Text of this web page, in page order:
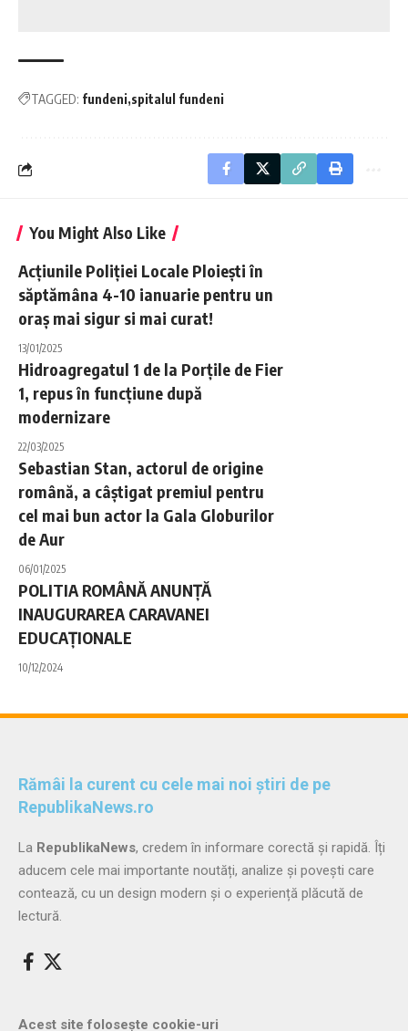
TAGGED: fundeni spitalul fundeni
You Might Also Like
Acțiunile Poliției Locale Ploiești în
săptămâna 4-10 ianuarie pentru un
oraș mai sigur si mai curat!
13/01/2025
Hidroagregatul 1 de la Porțile de Fier
1, repus în funcțiune după
modernizare
22/03/2025
Sebastian Stan, actorul de origine
română, a câștigat premiul pentru
cel mai bun actor la Gala Globurilor
de Aur
06/01/2025
POLITIA ROMÂNĂ ANUNȚĂ
INAUGURAREA CARAVANEI
EDUCAȚIONALE
10/12/2024
Rămâi la curent cu cele mai noi știri de pe
RepublikaNews.ro
La RepublikaNews, credem în informare corectă și rapidă. Îți
aducem cele mai importante noutăți, analize și povești care
contează, cu un design modern și o experiență plăcută de
lectură.
Acest site folosește cookie-uri